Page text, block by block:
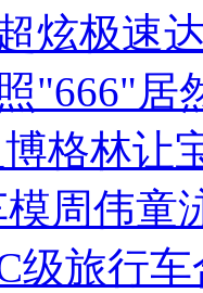
炫极速
"666"居
格林让
周伟童
级旅行